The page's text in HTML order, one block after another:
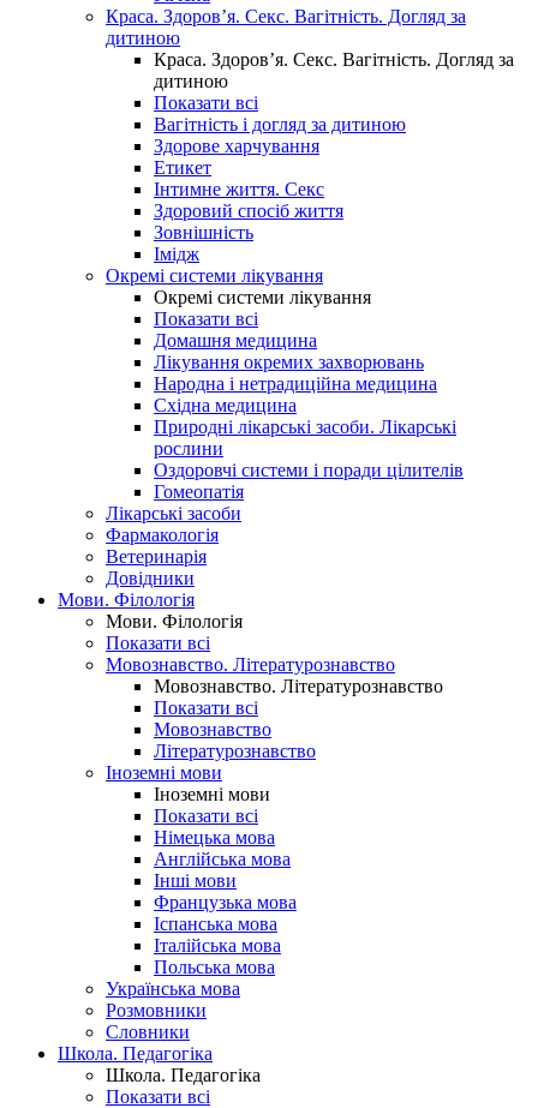
Краса. Здоров’я. Секс. Вагітність. Догляд за
дитиною
Краса. Здоров’я. Секс. Вагітність. Догляд за
дитиною
Показати всі
Вагітність і догляд за дитиною
Здорове харчування
Етикет
Інтимне життя. Секс
Здоровий спосіб життя
Зовнішність
Імідж
Окремі системи лікування
Окремі системи лікування
Показати всі
Домашня медицина
Лікування окремих захворювань
Народна і нетрадиційна медицина
Східна медицина
Природні лікарські засоби. Лікарські
рослини
Оздоровчі системи і поради цілителів
Гомеопатія
Лікарські засоби
Фармакологія
Ветеринарія
Довідники
Мови. Філологія
Мови. Філологія
Показати всі
Мовознавство. Літературознавство
Мовознавство. Літературознавство
Показати всі
Мовознавство
Літературознавство
Іноземні мови
Іноземні мови
Показати всі
Німецька мова
Англійська мова
Інші мови
Французька мова
Іспанська мова
Італійська мова
Польська мова
Українська мова
Розмовники
Словники
Школа. Педагогіка
Школа. Педагогіка
Показати всі